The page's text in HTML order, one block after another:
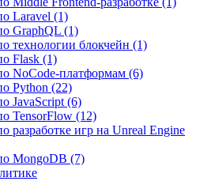
Laravel (1)
GraphQL (1)
технологии блокчейн (1)
Flask (1)
NoCode‑платформам (6)
Python (22)
JavaScript (6)
TensorFlow (12)
разработке игр на Unreal Engine
MongoDB (7)